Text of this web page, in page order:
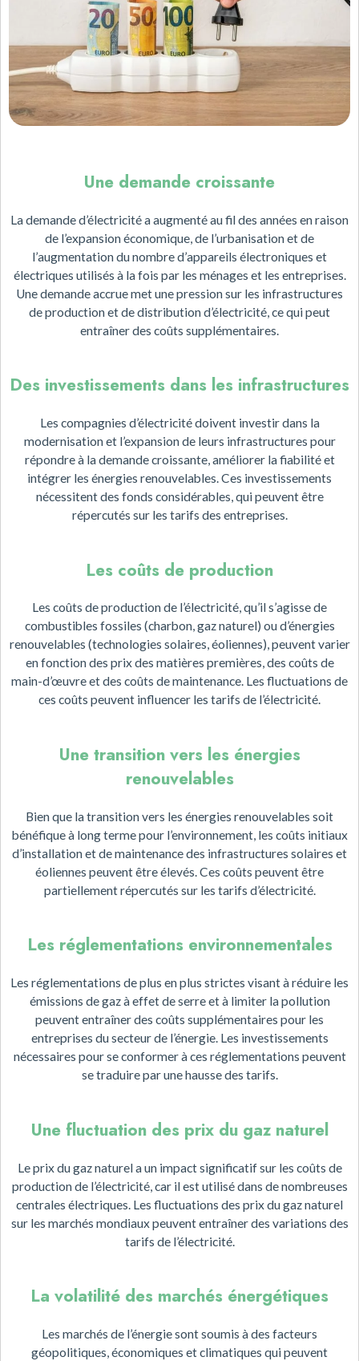
Une demande croissante
La demande d’électricité a augmenté au fil des années en raison
de l’expansion économique, de l’urbanisation et de
l’augmentation du nombre d’appareils électroniques et
électriques utilisés à la fois par les ménages et les entreprises.
Une demande accrue met une pression sur les infrastructures
de production et de distribution d’électricité, ce qui peut
entraîner des coûts supplémentaires.
Des investissements dans les infrastructures
Les compagnies d’électricité doivent investir dans la
modernisation et l’expansion de leurs infrastructures pour
répondre à la demande croissante, améliorer la fiabilité et
intégrer les énergies renouvelables. Ces investissements
nécessitent des fonds considérables, qui peuvent être
répercutés sur les tarifs des entreprises.
Les coûts de production
Les coûts de production de l’électricité, qu’il s’agisse de
combustibles fossiles (charbon, gaz naturel) ou d’énergies
renouvelables (technologies solaires, éoliennes), peuvent varier
en fonction des prix des matières premières, des coûts de
main-d’œuvre et des coûts de maintenance. Les fluctuations de
ces coûts peuvent influencer les tarifs de l’électricité.
Une transition vers les énergies
renouvelables
Bien que la transition vers les énergies renouvelables soit
bénéfique à long terme pour l’environnement, les coûts initiaux
d’installation et de maintenance des infrastructures solaires et
éoliennes peuvent être élevés. Ces coûts peuvent être
partiellement répercutés sur les tarifs d’électricité.
Les réglementations environnementales
Les réglementations de plus en plus strictes visant à réduire les
émissions de gaz à effet de serre et à limiter la pollution
peuvent entraîner des coûts supplémentaires pour les
entreprises du secteur de l’énergie. Les investissements
nécessaires pour se conformer à ces réglementations peuvent
se traduire par une hausse des tarifs.
Une fluctuation des prix du gaz naturel
Le prix du gaz naturel a un impact significatif sur les coûts de
production de l’électricité, car il est utilisé dans de nombreuses
centrales électriques. Les fluctuations des prix du gaz naturel
sur les marchés mondiaux peuvent entraîner des variations des
tarifs de l’électricité.
La volatilité des marchés énergétiques
Les marchés de l’énergie sont soumis à des facteurs
géopolitiques, économiques et climatiques qui peuvent